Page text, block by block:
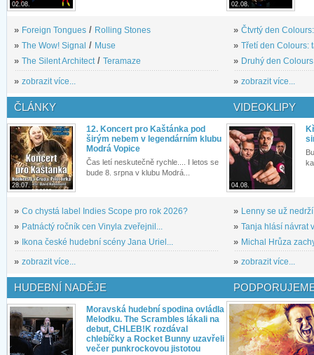
02.08.
» Foreign Tongues / Rolling Stones
» The Wow! Signal / Muse
» The Silent Architect/ Teramaze
» zobrazit více...
02.08.
» Čtvrtý den
» Třetí den Colours:
» Druhý den
» zobrazit více...
ČLÁNKY
28.07.
12. Koncert pro Kaštánka pod
širým nebem v legendárním klubu
Modrá Vopice
Čas letí neskutečně rychle.... I letos se
bude 8. srpna v klubu Modrá...
» Co chystá label Indies Scope pro rok 2026?
» Patnáctý ročník cen Vinyla zveřejnil...
» Ikona české hudební scény Jana Uriel...
» zobrazit více...
VIDEOKLIPY
04.08.
» Lenny se už
» Tanja hlásí návrat
» Michal Hrůza
» zobrazit více...
HUDEBNÍ NADĚJE
Moravská hudební spodina ovládla
Melodku. The Scrambles lákali na
debut, CHLEB!K rozdával
chlebíčky a Rocket Bunny uzavřeli
večer punkrockovou jistotou